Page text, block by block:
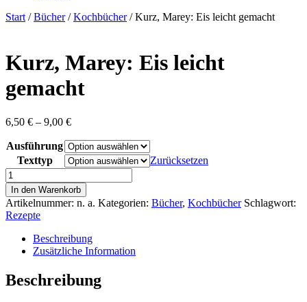
Skip
Start /Bücher/Kochbücher/ Kurz, Marey: Eis leicht gemacht
Kurz, Marey: Eis leicht
gemacht
6,50 € – 9,00 €Preisspanne:
bis
9,00 €
Ausführung
Texttyp
Zurücksetzen
Kurz,
Marey:
Eis
leicht
gemacht
Menge
In den Warenkorb
Artikelnummer: n. a. Kategorien: Bücher, Kochbücher Schlagwort:
Rezepte
Beschreibung
Zusätzliche Information
Beschreibung